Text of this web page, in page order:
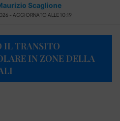
Scaglione
- AGGIORNATO ALLE 10:19
IL TRANSITO
IN ZONE DELLA